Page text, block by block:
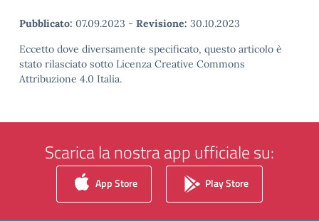
Pubblicato: 07.09.2023 - Revisione: 30.10.2023
Eccetto dove diversamente specificato, questo articolo è
stato rilasciato sotto Licenza Creative Commons
Attribuzione 4.0 Italia.
Scarica la nostra app ufficiale su:
App Store Play Store